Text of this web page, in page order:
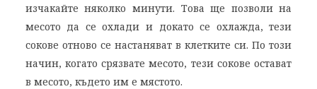
изчакайте няколко минути. Това ще позволи на
месото да се охлади и докато се охлажда, тези
сокове отново се настаняват в клетките си. По този
начин, когато срязвате месото, тези сокове остават
в месото, където им е мястото.